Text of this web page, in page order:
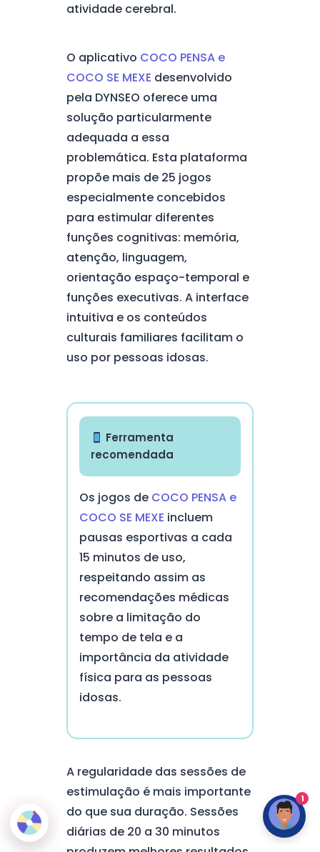
atividade cerebral.
O aplicativo COCO PENSA e
COCO SE MEXE desenvolvido
pela DYNSEO oferece uma
solução particularmente
adequada a essa
problemática. Esta plataforma
propõe mais de 25 jogos
especialmente concebidos
para estimular diferentes
funções cognitivas: memória,
atenção, linguagem,
orientação espaço-temporal e
funções executivas. A interface
intuitiva e os conteúdos
culturais familiares facilitam o
uso por pessoas idosas.
Ferramenta
recomendada
Os jogos de COCO PENSA e
COCO SE MEXE incluem
pausas esportivas a cada
15 minutos de uso,
respeitando assim as
recomendações médicas
sobre a limitação do
tempo de tela e a
importância da atividade
física para as pessoas
idosas.
A regularidade das sessões de
estimulação é mais importante
do que sua duração. Sessões
diárias de 20 a 30 minutos
1